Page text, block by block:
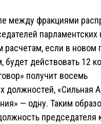
между фракциями
расчетам, если в новом
будет действовать 12
получит восемь
должностей, «Сильная
— одну. Таким
председателя